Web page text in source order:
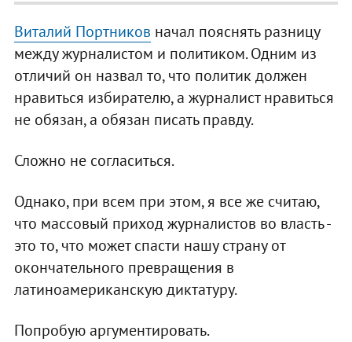
Виталий Портников начал пояснять разницу
между журналистом и политиком. Одним из
отличий он назвал то, что политик должен
нравиться избирателю, а журналист нравиться
не обязан, а обязан писать правду.
Сложно не согласиться.
Однако, при всем при этом, я все же считаю,
что массовый приход журналистов во власть -
это то, что может спасти нашу страну от
окончательного превращения в
латиноамериканскую диктатуру.
Попробую аргументировать.